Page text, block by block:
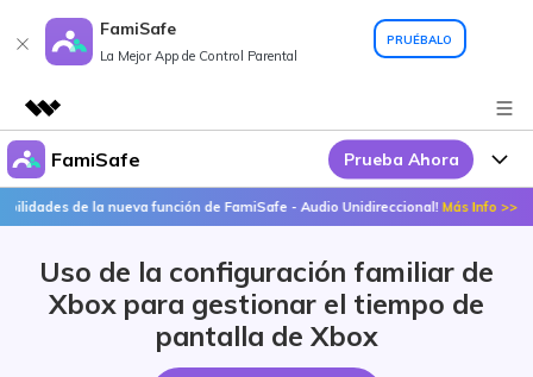
FamiSafe
La Mejor App de Control Parental
PRUÉBALO
Productos destacados
Creatividad digital con AIGC
Resumen
Soluciones
Quiénes somos
FamiSafe Prueba Ahora
Por Qué FamiSafe
FamiSafe - Tu Aliado en
Acciones Interactivas
Productos
de la nueva función de FamiSafe - Audio Unidireccional!Más Info >>
Uso de la configuración familiar de
Xbox para gestionar el tiempo de
pantalla de Xbox